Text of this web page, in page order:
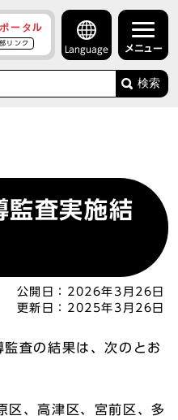
ータル
リンク
Language メニュー
検索
監査実施結
公開日： 2026年3月26日
更新日： 2025年3月26日
査の結果は、次のとお
区、高津区、宮前区、多